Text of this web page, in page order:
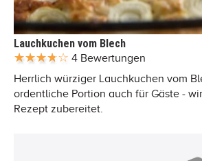
Lauchkuchen vom Blech
4 Bewertungen
Herrlich würziger Lauchkuchen vom
ordentliche Portion auch für Gäste -
Rezept zubereitet.